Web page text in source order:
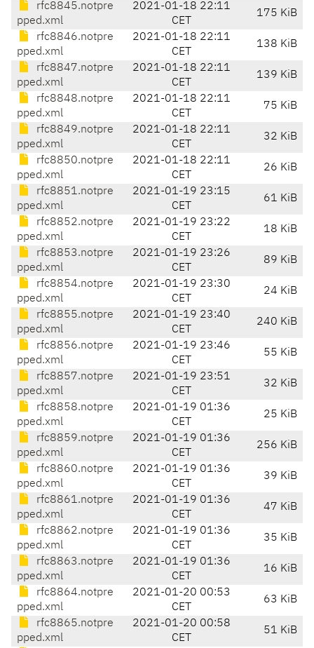
rfc8845.notpre
pped.xml
2021-01-18 22:11
CET
175 KiB
rfc8846.notpre
pped.xml
2021-01-18 22:11
CET
138 KiB
rfc8847.notpre
pped.xml
2021-01-18 22:11
CET
139 KiB
rfc8848.notpre
pped.xml
2021-01-18 22:11
CET
75 KiB
rfc8849.notpre
pped.xml
2021-01-18 22:11
CET
32 KiB
rfc8850.notpre
pped.xml
2021-01-18 22:11
CET
26 KiB
rfc8851.notpre
pped.xml
2021-01-19 23:15
CET
61 KiB
rfc8852.notpre
pped.xml
2021-01-19 23:22
CET
18 KiB
rfc8853.notpre
pped.xml
2021-01-19 23:26
CET
89 KiB
rfc8854.notpre
pped.xml
2021-01-19 23:30
CET
24 KiB
rfc8855.notpre
pped.xml
2021-01-19 23:40
CET
240 KiB
rfc8856.notpre
pped.xml
2021-01-19 23:46
CET
55 KiB
rfc8857.notpre
pped.xml
2021-01-19 23:51
CET
32 KiB
rfc8858.notpre
pped.xml
2021-01-19 01:36
CET
25 KiB
rfc8859.notpre
pped.xml
2021-01-19 01:36
CET
256 KiB
rfc8860.notpre
pped.xml
2021-01-19 01:36
CET
39 KiB
rfc8861.notpre
pped.xml
2021-01-19 01:36
CET
47 KiB
rfc8862.notpre
pped.xml
2021-01-19 01:36
CET
35 KiB
rfc8863.notpre
pped.xml
2021-01-19 01:36
CET
16 KiB
rfc8864.notpre
pped.xml
2021-01-20 00:53
CET
63 KiB
rfc8865.notpre
pped.xml
2021-01-20 00:58
CET
51 KiB